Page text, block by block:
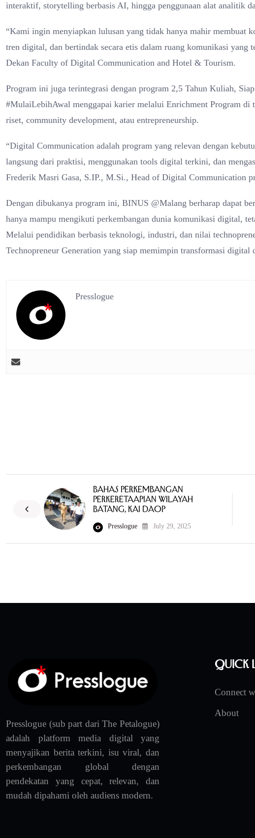
interaktif, storytelling berbasis AI, hingga penggunaan alat analitik
“Kami ingin menyiapkan lulusan yang tidak hanya mahir membuat
tren digital, dan bertindak secara etis dalam ruang komunikasi
Dekan Faculty of Digital Communication and Hotel & Tourism.
Program ini juga terintegrasi dengan program 2,5 Tahun Kuliah,
#MulaiLebihAwal menggapai karier melalui Enrichment Program
riset, community development, atau entrepreneurship.
“Digital Communication adalah program yang relevan dengan
langsung dari praktisi, menggunakan tools digital terkini, dan
Frederik Masri Gasa, S.IP., M.Si., Head of Digital Communication
Dengan dibukanya program ini, BINUS @Malang berharap dapat
hanya mampu mengikuti perkembangan dunia komunikasi digital,
Melalui pendidikan berbasis teknologi, industri, dan nilai
Technopreneur Generation yang siap memimpin transformasi digital
Presslogue
Bahas Perkembangan
Perkeretaapian Wilayah
Batang, KAI Daop
Presslogue July 29, 2025
Presslogue (sub part dari The Petalogue)
adalah platform media digital yang
menyajikan berita terkini, isu viral, dan
perkembangan global dengan
pendekatan yang cepat, relevan, dan
mudah dipahami oleh audiens modern.
Quick
Connect
About